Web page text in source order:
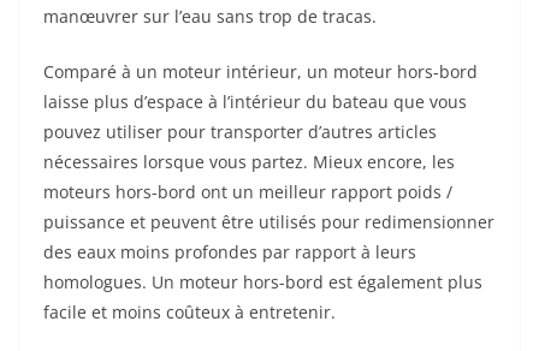
manœuvrer sur l’eau sans trop de tracas.
Comparé à un moteur intérieur, un moteur hors-bord
laisse plus d’espace à l’intérieur du bateau que vous
pouvez utiliser pour transporter d’autres articles
nécessaires lorsque vous partez. Mieux encore, les
moteurs hors-bord ont un meilleur rapport poids /
puissance et peuvent être utilisés pour redimensionner
des eaux moins profondes par rapport à leurs
homologues. Un moteur hors-bord est également plus
facile et moins coûteux à entretenir.